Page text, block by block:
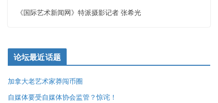
《国际艺术新闻网》特派摄影记者 张希光
论坛最近话题
加拿大老艺术家莽闯币圈
自媒体要受自媒体协会监管？惊诧！